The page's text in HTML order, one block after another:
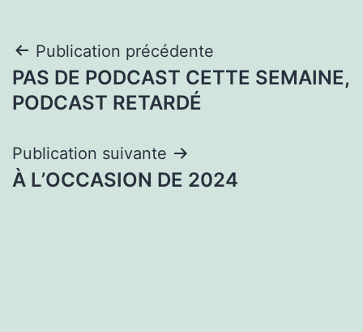
Navigation
de
Publication précédente
PAS DE PODCAST CETTE SEMAINE,
PODCAST RETARDÉ
Publication suivante
À L’OCCASION DE 2024